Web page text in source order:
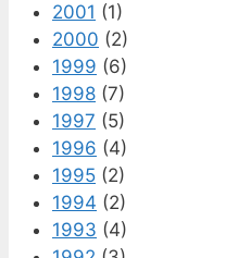
2001 (1)
2000 (2)
1999 (6)
1998 (7)
1997 (5)
1996 (4)
1995 (2)
1994 (2)
1993 (4)